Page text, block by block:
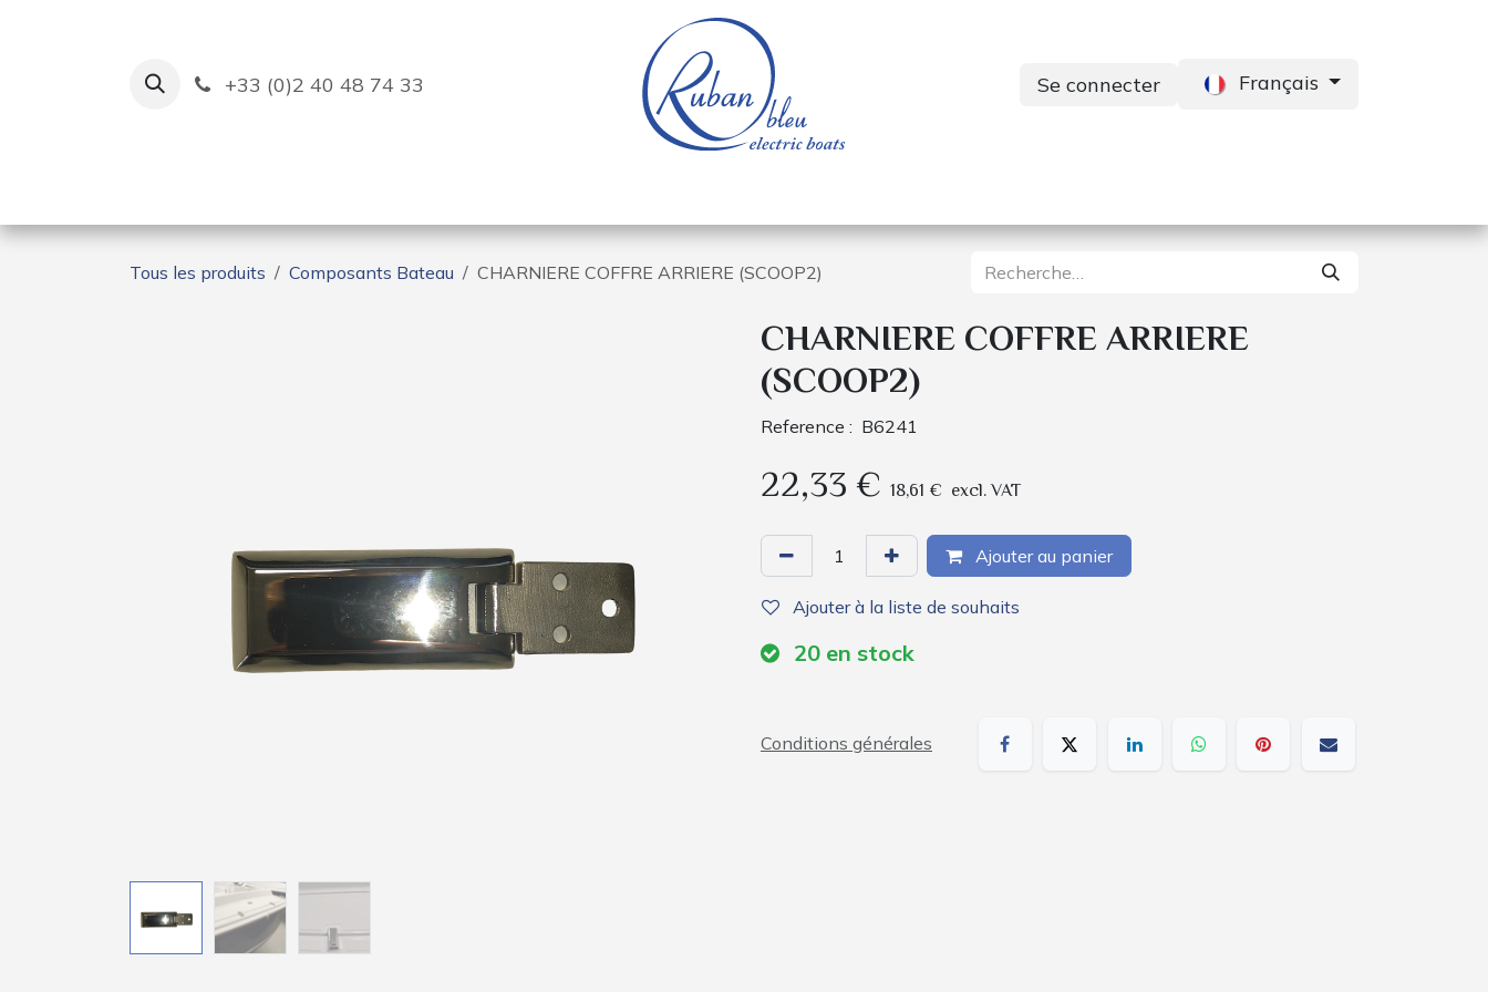
+33 (0)2 40 48 74 33 Se connecter Français
Tous les produits Composants Bateau CHARNIERE COFFRE ARRIERE (SCOOP2)
CHARNIERE COFFRE ARRIERE
(SCOOP2)
Reference : B6241
22,33 € 18,61 € excl. VAT
Ajouter au panier
Ajouter à la liste de souhaits
20 en stock
Conditions générales